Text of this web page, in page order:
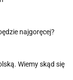
najgoręcej?
Wiemy skąd się